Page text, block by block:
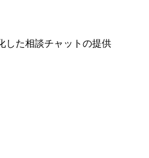
した相談チャットの提供